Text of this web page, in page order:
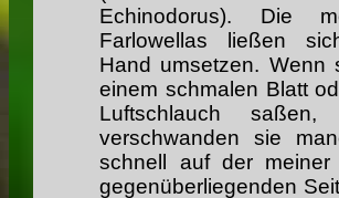
Echinodorus). Die
Farlowellas ließen
Hand umsetzen. Wenn
einem schmalen Blatt
Luftschlauch saßen,
verschwanden sie
schnell auf der meiner
gegenüberliegenden